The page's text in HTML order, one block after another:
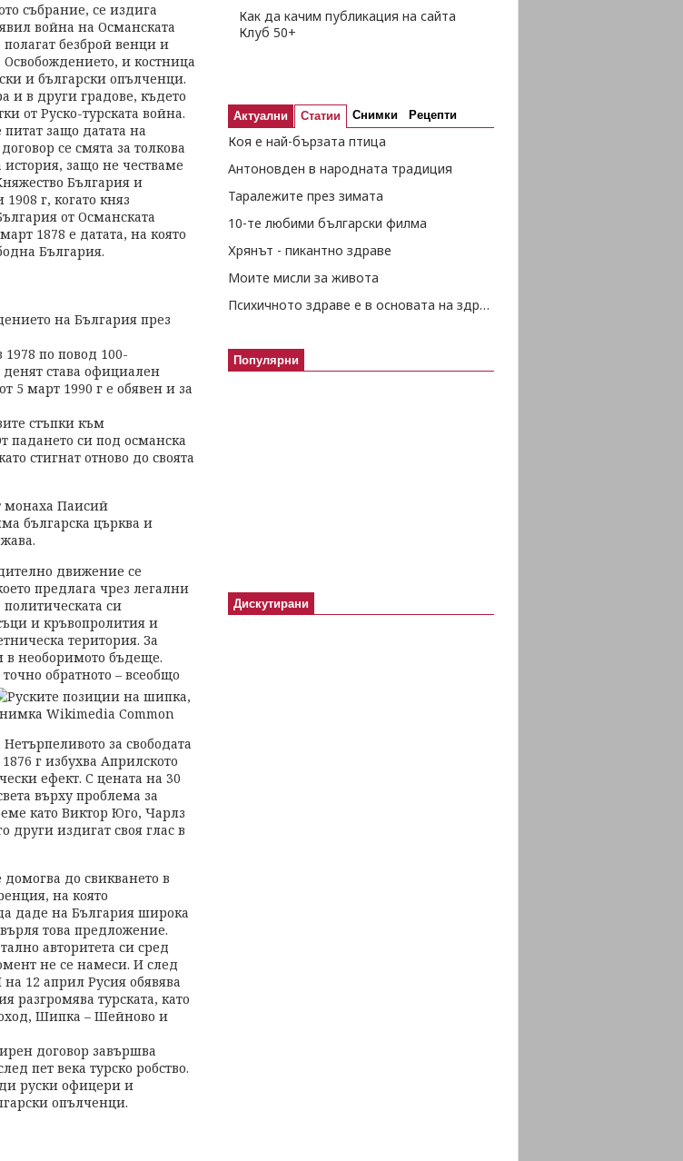
събрание, се издига
война на Османската
безброй венци и
и костница
и български опълченци.
и в други градове, където
от Руско-турската война.
защо датата на
се смята за толкова
защо не честваме
България и
г, когато княз
от Османската
1878 е датата, на която
България.
на България през
по повод 100-
става официален
5 март 1990 г е обявен и за
стъпки към
падането си под османска
стигнат отново до своята
монаха Паисий
българска църква и
движение се
предлага чрез легални
си
и кръвопролития и
територия. За
в необоримото бъдеще.
обратното – всеобщо
за свободата
г избухва Априлското
ефект. С цената на 30
върху проблема за
като Виктор Юго, Чарлз
други издигат своя глас в
до свикването в
на която
даде на България широка
това предложение.
авторитета си сред
не се намеси. И след
12 април Русия обявява
разгромява турската, като
Шипка – Шейново и
договор завършва
пет века турско робство.
руски офицери и
опълченци.
Как да качим публикация на сайта
Клуб 50+
Актуални Статии Снимки Рецепти
Коя е най-бързата птица
Антоновден в народната традиция
Таралежите през зимата
10-те любими български филма
Хрянът - пикантно здраве
Моите мисли за живота
Психичното здраве е в основата на здравето изобщо
Популярни
Дискутирани